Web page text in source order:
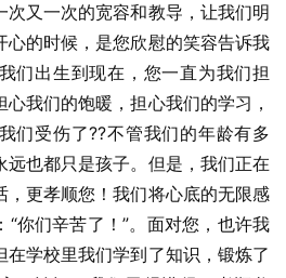
次又一次的宽容和教导，让我们明
心的时候，是您欣慰的笑容告诉我
们出生到现在，您一直为我们担
我们的饱暖，担心我们的学习，
们受伤了??不管我们的年龄有多
远也都只是孩子。但是，我们正在
，更孝顺您！我们将心底的无限感
你们辛苦了！”。面对您，也许我
学校里我们学到了知识，锻炼了